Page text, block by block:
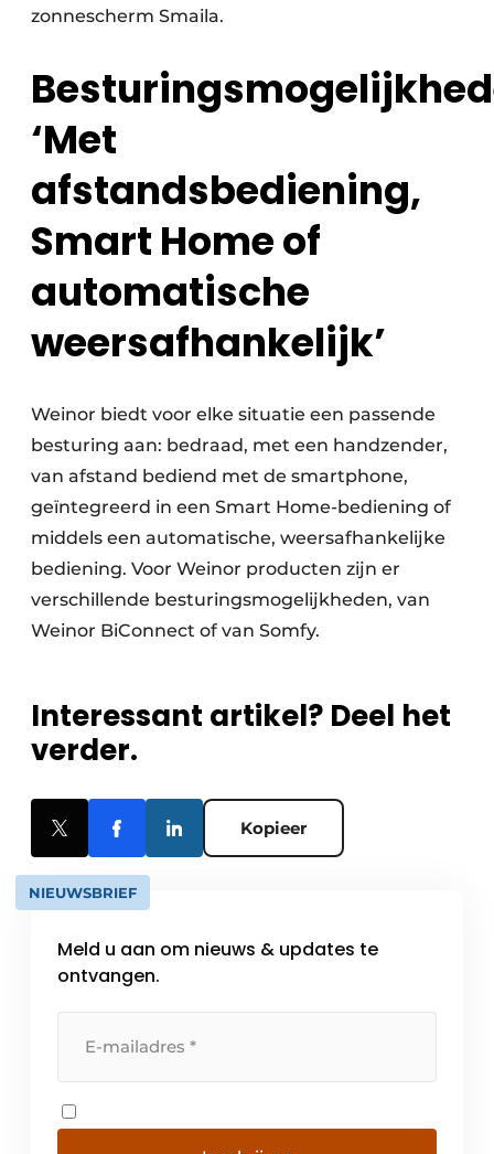
zonnescherm Smaila.
‘Met
afstandsbediening,
Smart Home of
automatische
weersafhankelijk’
Weinor biedt voor elke situatie een passende
besturing aan: bedraad, met een handzender,
van afstand bediend met de smartphone,
geïntegreerd in een Smart Home-bediening of
middels een automatische, weersafhankelijke
bediening. Voor Weinor producten zijn er
verschillende besturingsmogelijkheden, van
Weinor BiConnect of van Somfy.
Interessant artikel? Deel het
verder.
Kopieer
NIEUWSBRIEF
Meld u aan om nieuws & updates te
ontvangen.